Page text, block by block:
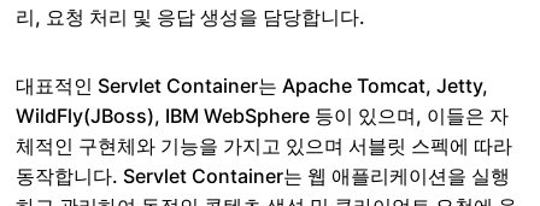
리, 요청 처리 및 응답 생성을 담당합니다.
대표적인 Servlet Container는 Apache Tomcat, Jetty,
WildFly(JBoss), IBM WebSphere 등이 있으며, 이들은 자
체적인 구현체와 기능을 가지고 있으며 서블릿 스펙에 따라
동작합니다. Servlet Container는 웹 애플리케이션을 실행